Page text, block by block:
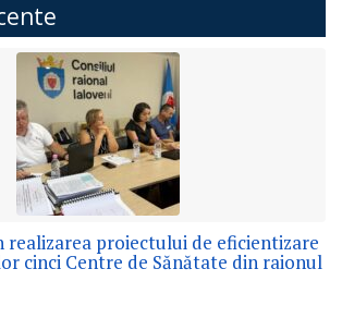
realizarea proiectului de eficientizare
cinci Centre de Sănătate din raionul